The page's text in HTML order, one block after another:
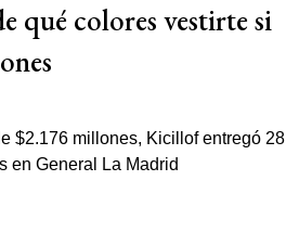
qué colores vestirte si